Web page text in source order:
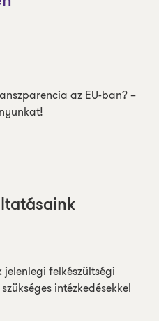
az EU-ban? –
felkészültségi
intézkedésekkel